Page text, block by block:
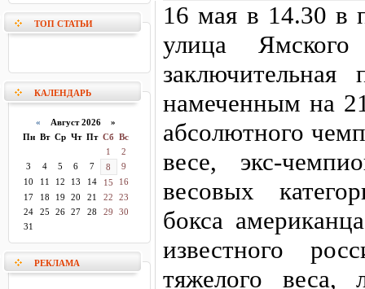
ТОП СТАТЬИ
КАЛЕНДАРЬ
« Август 2026 »
Пн Вт Ср Чт Пт Сб Вс
1
2
3
4 5 6 7 8
9
10
11 12 13 14 15
16
17
18 19 20 21 22
23
24
25 26 27 28 29
30
31
РЕКЛАМА
16 мая в 14.30 в
улица
заключительная
намеченным на
абсолютного
весе, экс-
весовых
бокса
известного
тяжелого веса,